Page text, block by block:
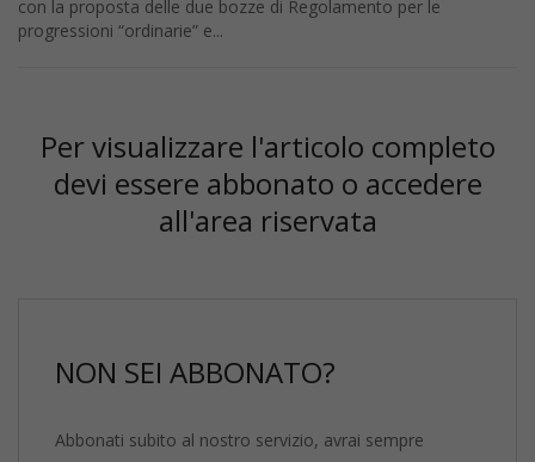
con la proposta delle due bozze di Regolamento per le
progressioni “ordinarie” e...
Per visualizzare l'articolo completo
devi essere abbonato o accedere
all'area riservata
NON SEI ABBONATO?
Abbonati subito al nostro servizio, avrai sempre